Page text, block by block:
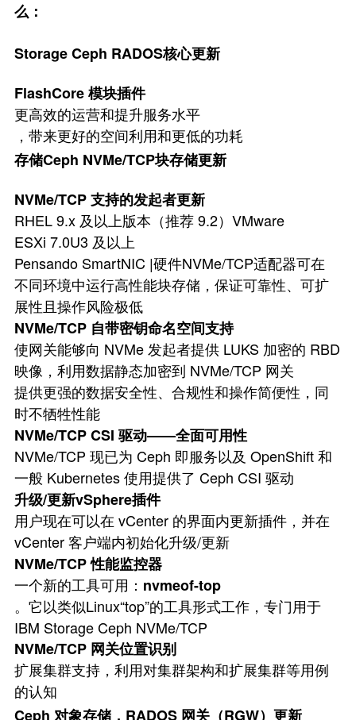
么：
Storage Ceph RADOS核心更新
FlashCore 模块插件
更高效的运营和提升服务水平
，带来更好的空间利用和更低的功耗
存储Ceph NVMe/TCP块存储更新
NVMe/TCP 支持的发起者更新
RHEL 9.x 及以上版本（推荐 9.2）VMware
ESXi 7.0U3 及以上
Pensando SmartNIC |硬件NVMe/TCP适配器可在
不同环境中运行高性能块存储，保证可靠性、可扩
展性且操作风险极低
NVMe/TCP 自带密钥命名空间支持
使网关能够向 NVMe 发起者提供 LUKS 加密的 RBD
映像，利用数据静态加密到 NVMe/TCP 网关
提供更强的数据安全性、合规性和操作简便性，同
时不牺牲性能
NVMe/TCP CSI 驱动——全面可用性
NVMe/TCP 现已为 Ceph 即服务以及 OpenShift 和
一般 Kubernetes 使用提供了 Ceph CSI 驱动
升级/更新vSphere插件
用户现在可以在 vCenter 的界面内更新插件，并在
vCenter 客户端内初始化升级/更新
NVMe/TCP 性能监控器
一个新的工具可用： nvmeof-top
。它以类似Linux“top”的工具形式工作，专门用于
IBM Storage Ceph NVMe/TCP
NVMe/TCP 网关位置识别
扩展集群支持，利用对集群架构和扩展集群等用例
的认知
Ceph 对象存储，RADOS 网关（RGW）更新